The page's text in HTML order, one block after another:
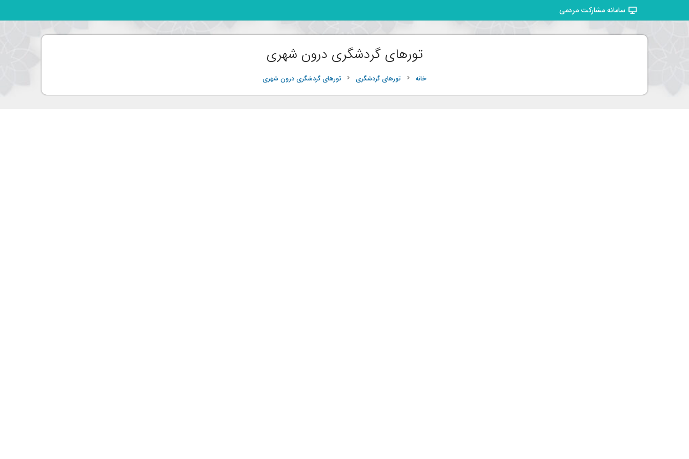
سامانه مشارکت مردمی
تورهای گردشگری درون شهری
خانه chevron_right تورهای گردشگری chevron_right تورهای گردشگری درون شهری